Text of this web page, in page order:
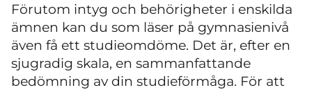
Förutom intyg och behörigheter i enskilda
ämnen kan du som läser på gymnasienivå
även få ett studieomdöme. Det är, efter en
sjugradig skala, en sammanfattande
bedömning av din studieförmåga. För att